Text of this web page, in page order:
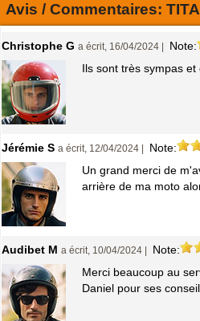
Avis / Commentaires:
Christophe G a écrit, 16/04/2024 | Note:
Ils sont très sympas
Jérémie S a écrit, 12/04/2024 | Note:
Un grand merci de
arrière de ma moto
Audibet M a écrit, 10/04/2024 | Note:
Merci beaucoup au
Daniel pour ses